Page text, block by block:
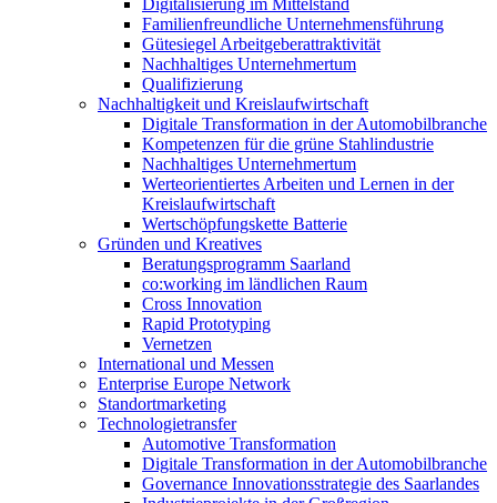
Digitalisierung im Mittelstand
Familienfreundliche Unternehmensführung
Gütesiegel Arbeitgeberattraktivität
Nachhaltiges Unternehmertum
Qualifizierung
Nachhaltigkeit und Kreislaufwirtschaft
Digitale Transformation in der Automobilbranche
Kompetenzen für die grüne Stahlindustrie
Nachhaltiges Unternehmertum
Werteorientiertes Arbeiten und Lernen in der
Kreislaufwirtschaft
Wertschöpfungskette Batterie
Gründen und Kreatives
Beratungsprogramm Saarland
co:working im ländlichen Raum
Cross Innovation
Rapid Prototyping
Vernetzen
International und Messen
Enterprise Europe Network
Standortmarketing
Technologietransfer
Automotive Transformation
Digitale Transformation in der Automobilbranche
Governance Innovationsstrategie des Saarlandes